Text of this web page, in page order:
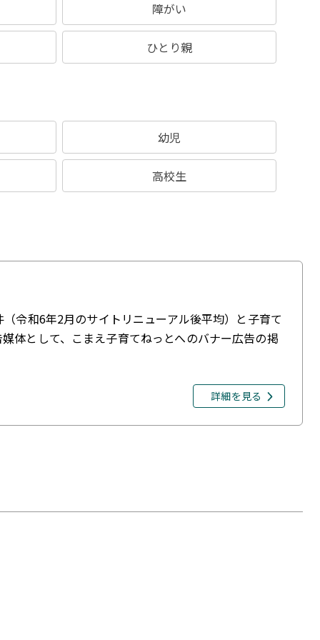
障がい
ひとり親
幼児
高校生
令和6年2月のサイトリニューアル後平均）と子育て
体として、こまえ子育てねっとへのバナー広告の掲
詳細を見る